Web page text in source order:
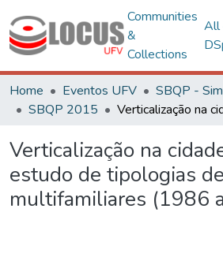
Communities
&
Collections
All
Home Eventos UFV
SBQP 2015
Verticalização na
estudo de tipologias
multifamiliares (1986